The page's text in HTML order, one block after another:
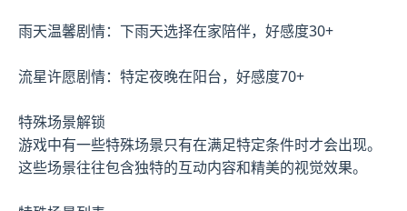
雨天温馨剧情：下雨天选择在家陪伴，好感度30+
流星许愿剧情：特定夜晚在阳台，好感度70+
特殊场景解锁
游戏中有一些特殊场景只有在满足特定条件时才会出现。
这些场景往往包含独特的互动内容和精美的视觉效果。